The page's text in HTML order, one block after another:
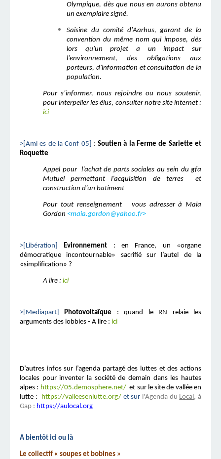
Olympique, dès que nous en aurons obtenu
un exemplaire signé.
Saisine du comité d'Aarhus, garant de la
convention du même nom qui impose, dès
lors qu'un projet a un impact sur
l'environnement, des obligations aux
porteurs, d'information et consultation de la
population.
Pour s‘informer, nous rejoindre ou nous soutenir,
pour interpeller les élus, consulter notre site internet :
ici
>[Ami es de la Conf 05] :Soutien à la Ferme de Sariette et
Roquette
Appel pour l’achat de parts sociales au sein du gfa
Mutuel permettant l’acquisition de terres et
construction d’un batiment
Pour tout renseignement vous adresser à Maia
Gordon <maia.gordon@yahoo.fr>
>[Libération] Evironnement : en France, un «organe
démocratique incontournable» sacrifié sur l’autel de la
«simplification» ?
A lire :ici
>[Mediapart]Photovoltaïque : quand le RN relaie les
arguments des lobbies - A lire : ici
D’autres infos sur l’agenda partagédes luttes et des actions
locales pour inventer la société de demain dans les hautes
alpes : https://05.demosphere.net/ et sur le site de vallée en
lutte :
https://valleesenlutte.org/ et sur l'Agenda du Local, à
Gap : https://aulocal.org
A bientôt ici ou là
Le collectif « soupes et bobines »